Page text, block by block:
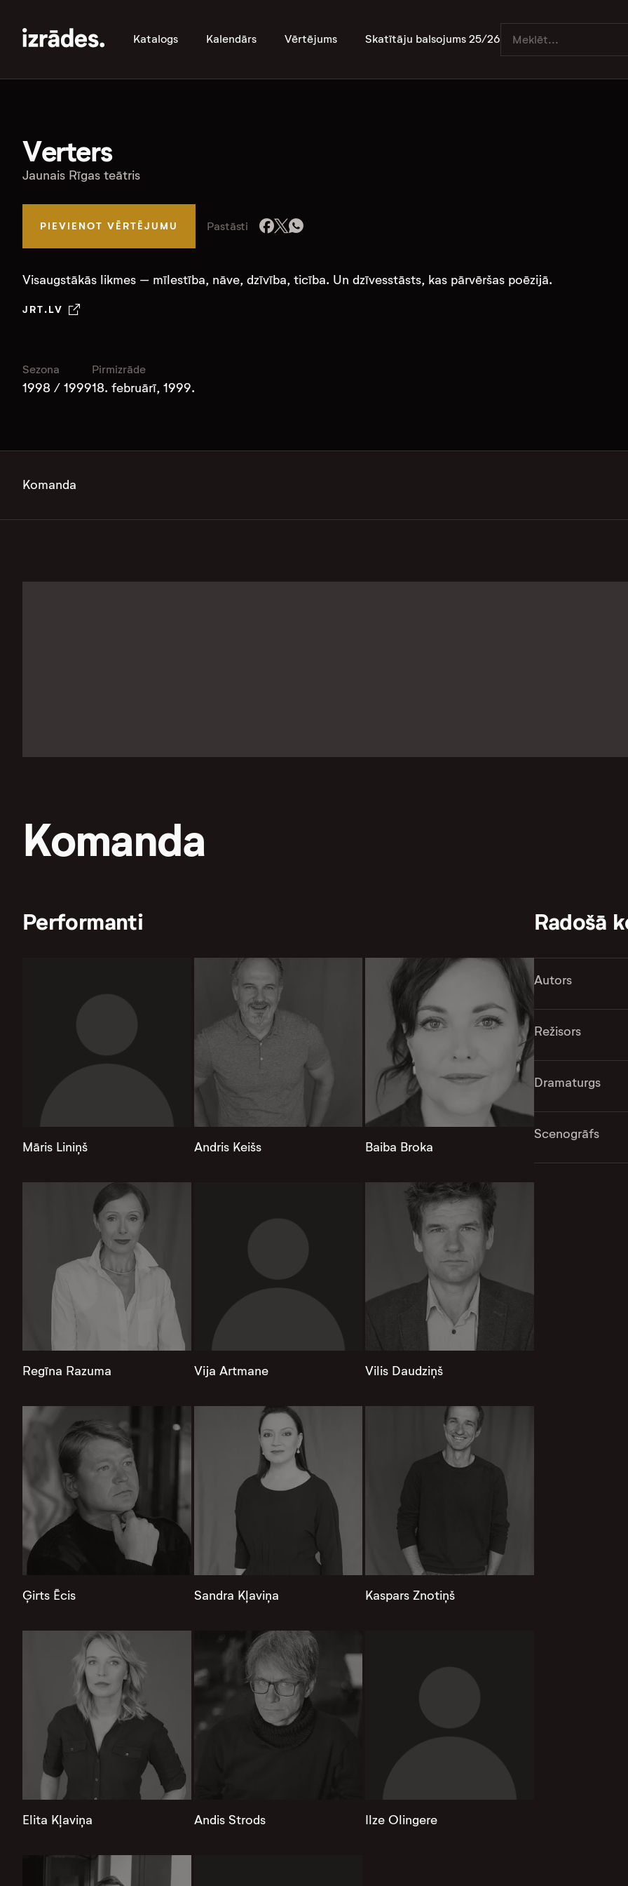
Katalogs Kalendārs Vērtējums Skatītāju balsojums 25/26
Verters
Jaunais Rīgas teātris
PIEVIENOT VĒRTĒJUMU Pastāsti
Visaugstākās likmes – mīlestība, nāve, dzīvība, ticība. Un dzīvesstāsts, kas pārvēršas poēzijā.
JRT.LV
Sezona
1998 / 1999
Pirmizrāde
18. februārī, 1999.
Komanda
Komanda
Performanti
Māris Liniņš Andris Keišs Baiba Broka
Regīna Razuma Vija Artmane Vilis Daudziņš
Ģirts Ēcis Sandra Kļaviņa Kaspars Znotiņš
Elita Kļaviņa Andis Strods Ilze Olingere
Radošā
Autors
Režisors
Dramaturgs
Scenogrāfs